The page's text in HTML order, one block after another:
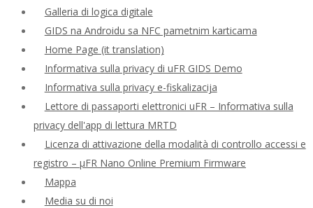
Galleria di logica digitale
GIDS na Androidu sa NFC pametnim karticama
Home Page (it translation)
Informativa sulla privacy di uFR GIDS Demo
Informativa sulla privacy e-fiskalizacija
Lettore di passaporti elettronici uFR – Informativa sulla
privacy dell'app di lettura MRTD
Licenza di attivazione della modalità di controllo accessi e
registro – μFR Nano Online Premium Firmware
Mappa
Media su di noi